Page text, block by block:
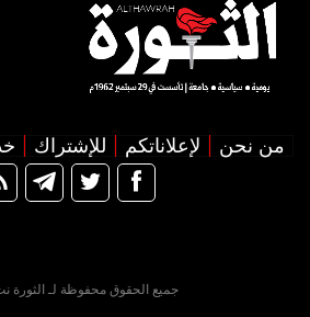
من نحن لإعلاناتكم للإشتراك
جميع الحقوق محفوظة لـ الثورة نت ©